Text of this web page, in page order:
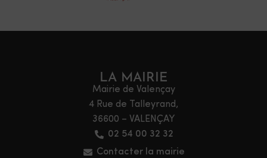
LA MAIRIE
Mairie de Valençay
4 Rue de Talleyrand,
36600 – VALENÇAY
02 54 00 32 32
Contacter la mairie